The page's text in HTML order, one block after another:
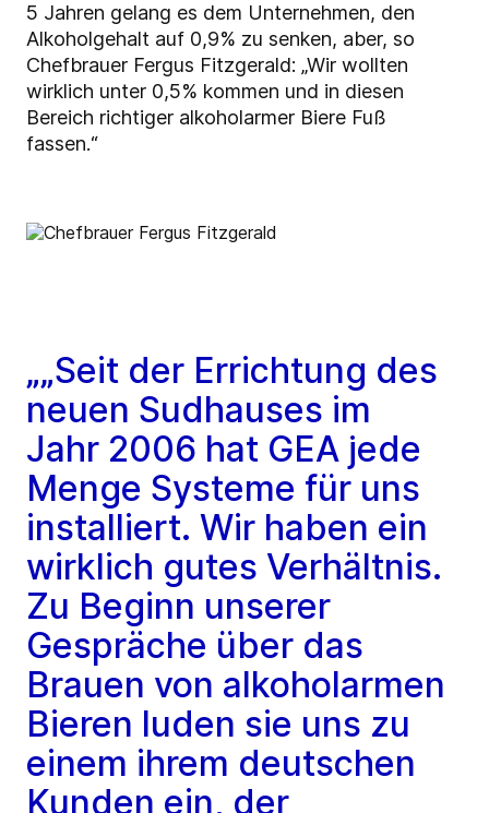
5 Jahren gelang es dem Unternehmen, den
Alkoholgehalt auf 0,9% zu senken, aber, so
Chefbrauer Fergus Fitzgerald: „Wir wollten
wirklich unter 0,5% kommen und in diesen
Bereich richtiger alkoholarmer Biere Fuß
fassen.“
„„Seit der Errichtung des
neuen Sudhauses im
Jahr 2006 hat GEA jede
Menge Systeme für uns
installiert. Wir haben ein
wirklich gutes Verhältnis.
Zu Beginn unserer
Gespräche über das
Brauen von alkoholarmen
Bieren luden sie uns zu
einem ihrem deutschen
Kunden ein, der